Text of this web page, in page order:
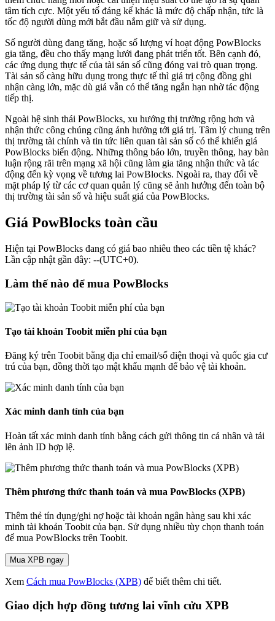
tâm tích cực. Một yếu tố đáng kể khác là mức độ chấp nhận, tức là
tốc độ người dùng mới bắt đầu nắm giữ và sử dụng.
Số người dùng đang tăng, hoặc số lượng ví hoạt động PowBlocks
gia tăng, đều cho thấy mạng lưới đang phát triển tốt. Bên cạnh đó,
các ứng dụng thực tế của tài sản số cũng đóng vai trò quan trọng.
Tài sản số càng hữu dụng trong thực tế thì giá trị cộng đồng ghi
nhận càng lớn, mặc dù giá vẫn có thể tăng ngắn hạn nhờ tác động
tiếp thị.
Ngoài hệ sinh thái PowBlocks, xu hướng thị trường rộng hơn và
nhận thức công chúng cũng ảnh hưởng tới giá trị. Tâm lý chung trên
thị trường tài chính và tin tức liên quan tài sản số có thể khiến giá
PowBlocks biến động. Những thông báo lớn, truyền thông, hay bàn
luận rộng rãi trên mạng xã hội cũng làm gia tăng nhận thức và tác
động đến kỳ vọng về tương lai PowBlocks. Ngoài ra, thay đổi về
mặt pháp lý từ các cơ quan quản lý cũng sẽ ảnh hưởng đến toàn bộ
thị trường tài sản số và hiệu suất giá của PowBlocks.
Giá PowBlocks toàn cầu
Hiện tại PowBlocks đang có giá bao nhiêu theo các tiền tệ khác?
Lần cập nhật gần đây: --(UTC+0).
Làm thế nào để mua PowBlocks
Tạo tài khoản Toobit miễn phí của bạn
Đăng ký trên Toobit bằng địa chỉ email/số điện thoại và quốc gia cư
trú của bạn, đồng thời tạo mật khẩu mạnh để bảo vệ tài khoản.
Xác minh danh tính của bạn
Hoàn tất xác minh danh tính bằng cách gửi thông tin cá nhân và tải
lên ảnh ID hợp lệ.
Thêm phương thức thanh toán và mua PowBlocks (XPB)
Thêm thẻ tín dụng/ghi nợ hoặc tài khoản ngân hàng sau khi xác
minh tài khoản Toobit của bạn. Sử dụng nhiều tùy chọn thanh toán
để mua PowBlocks trên Toobit.
Mua XPB ngay
Xem Cách mua PowBlocks (XPB) để biết thêm chi tiết.
Giao dịch hợp đồng tương lai vĩnh cửu XPB